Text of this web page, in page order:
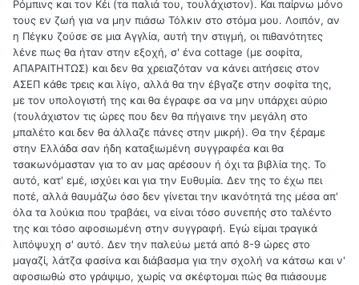
Ρόμπινς και τον Κέι (τα παλιά του, τουλάχιστον). Και παίρνω μόνο
τους εν ζωή για να μην πιάσω Τόλκιν στο στόμα μου. Λοιπόν, αν
η Πέγκυ ζούσε σε μια Αγγλία, αυτή την στιγμή, οι πιθανότητες
λένε πως θα ήταν στην εξοχή, σ' ένα cottage (με σοφίτα,
ΑΠΑΡΑΙΤΗΤΩΣ) και δεν θα χρειαζόταν να κάνει αιτήσεις στον
ΑΣΕΠ κάθε τρεις και λίγο, αλλά θα την έβγαζε στην σοφίτα της,
με τον υπολογιστή της και θα έγραφε σα να μην υπάρχει αύριο
(τουλάχιστον τις ώρες που δεν θα πήγαινε την μεγάλη στο
μπαλέτο και δεν θα άλλαζε πάνες στην μικρή). Θα την ξέραμε
στην Ελλάδα σαν ήδη καταξιωμένη συγγραφέα και θα
τσακωνόμασταν για το αν μας αρέσουν ή όχι τα βιβλία της. Το
αυτό, κατ' εμέ, ισχύει και για την Ευθυμία. Δεν της το έχω πει
ποτέ, αλλά θαυμάζω όσο δεν γίνεται την ικανότητά της μέσα απ'
όλα τα λούκια που τραβάει, να είναι τόσο συνεπής στο ταλέντο
της και τόσο αφοσιωμένη στην συγγραφή. Εγώ είμαι τραγικά
λιπόψυχη σ' αυτό. Δεν την παλεύω μετά από 8-9 ώρες στο
μαγαζί, λάτζα φασίνα και διάβασμα για την σχολή να κάτσω και ν'
αφοσιωθώ στο γράψιμο, χωρίς να σκέφτομαι πώς θα πιάσουμε